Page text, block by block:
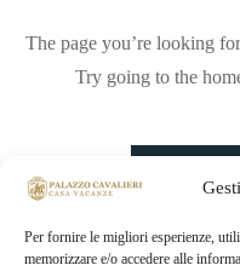
Per fornire le migliori esperienze,
memorizzare e/o accedere alle
The page you’re looking
Try going to the